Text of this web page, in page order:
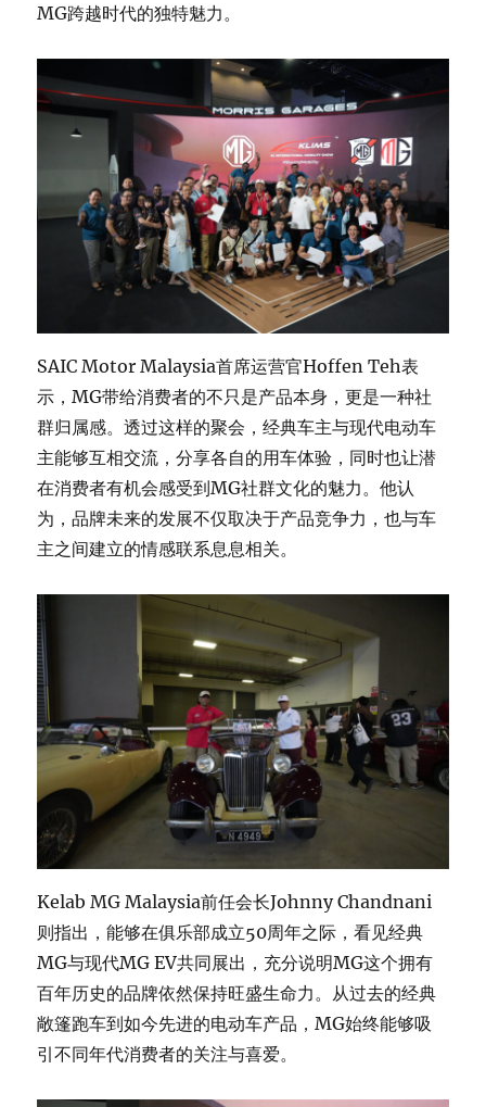
MG跨越时代的独特魅力。
SAIC Motor Malaysia首席运营官Hoffen Teh表
示，MG带给消费者的不只是产品本身，更是一种社
群归属感。透过这样的聚会，经典车主与现代电动车
主能够互相交流，分享各自的用车体验，同时也让潜
在消费者有机会感受到MG社群文化的魅力。他认
为，品牌未来的发展不仅取决于产品竞争力，也与车
主之间建立的情感联系息息相关。
Kelab MG Malaysia前任会长Johnny Chandnani
则指出，能够在俱乐部成立50周年之际，看见经典
MG与现代MG EV共同展出，充分说明MG这个拥有
百年历史的品牌依然保持旺盛生命力。从过去的经典
敞篷跑车到如今先进的电动车产品，MG始终能够吸
引不同年代消费者的关注与喜爱。